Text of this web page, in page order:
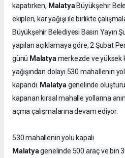
kapatırken, Malatya Büyükşehir
ekipleri, kar yağışı ile birlikte
Büyükşehir Belediyesi Basın Yayın
yapılan açıklamaya göre, 2 Şubat
günü Malatyamerkezde ve yüksek
yağışından dolayı 530 mahallenin
kapandı. Malatyagenelinde
kapanan kırsal mahalle yollarına
açma çalışmalarına devam ediyor.
530 mahallenin yolu kapalı
Malatyagenelinde 500 araç ve bin